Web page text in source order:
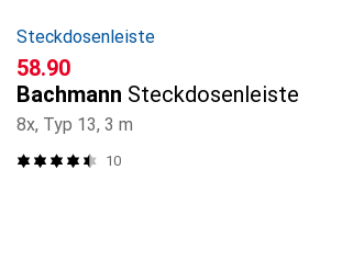
Steckdosenleiste
CHF
58.90
Bachmann Steckdosenleiste
8x, Typ 13, 3 m
10